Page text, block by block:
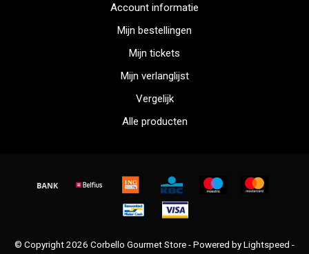
Account informatie
Mijn bestellingen
Mijn tickets
Mijn verlanglijst
Vergelijk
Alle producten
© Copyright 2026 Corbello Gourmet Store - Powered byLightspeed -